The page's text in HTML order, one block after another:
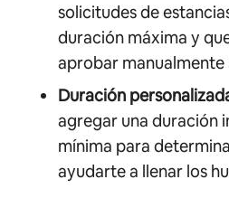
solicitudes de
duración máxima y
aprobar manualmente
Duración
agregar una duración
mínima para
ayudarte a llenar los